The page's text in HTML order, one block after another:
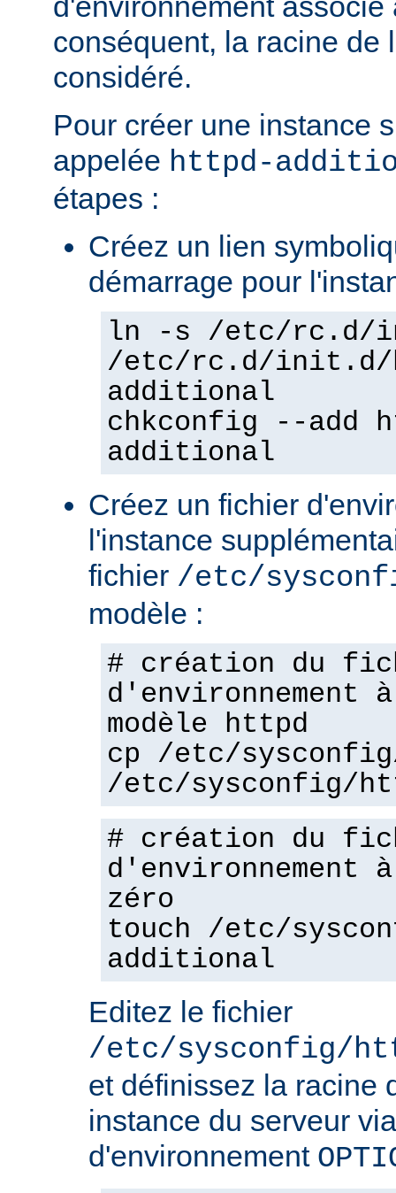
conséquent, la racine de
considéré.
Pour créer une instance
appelée httpd-
étapes :
Créez un lien
démarrage pour
ln -s /etc/rc.d/
/etc/rc.d/init.d/
additional
chkconfig --add
additional
Créez un fichier
l'instance
fichier /etc/
modèle :
# création du
d'environnement
modèle httpd
cp /etc/
/etc/sysconfig/
# création du
d'environnement
zéro
touch /etc/
additional
Editez le fichier
/etc/sysconfig/
et définissez la racine
instance du serveur
d'environnement